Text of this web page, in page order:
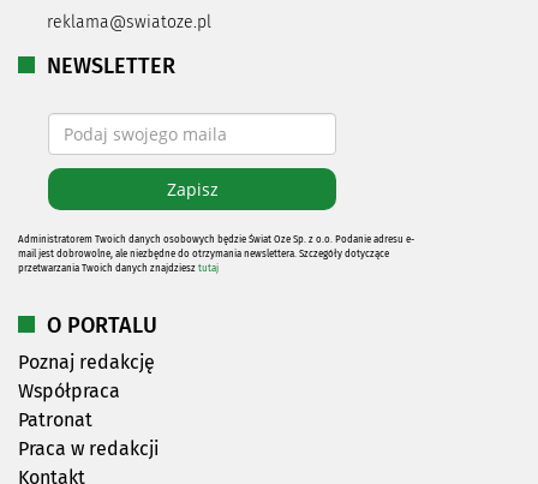
reklama@swiatoze.pl
NEWSLETTER
Administratorem Twoich danych osobowych będzie Świat Oze Sp. z o.o. Podanie adresu e-
mail jest dobrowolne, ale niezbędne do otrzymania newslettera. Szczegóły dotyczące
przetwarzania Twoich danych znajdziesz tutaj
O PORTALU
Poznaj redakcję
Współpraca
Patronat
Praca w redakcji
Kontakt